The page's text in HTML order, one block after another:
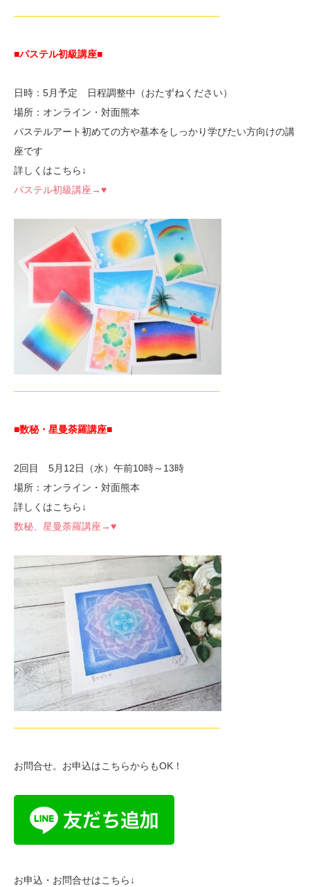
—————————————————————-
■パステル初級講座■
日時：5月予定 日程調整中（おたずねください）
場所：オンライン・対面熊本
パステルアート初めての方や基本をしっかり学びたい方向けの講
座です
詳しくはこちら↓
パステル初級講座→♥
—————————————————————-
■数秘・星曼荼羅講座■
2回目 5月12日（水）午前10時～13時
場所：オンライン・対面熊本
詳しくはこちら↓
数秘、星曼荼羅講座→♥
—————————————————————-
お問合せ。お申込はこちらからもOK！
お申込・お問合せはこちら↓